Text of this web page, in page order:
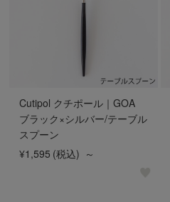
Cutipol クチポール｜GOA
ブラック×シルバー/テーブル
スプーン
¥1,595 (税込) ～